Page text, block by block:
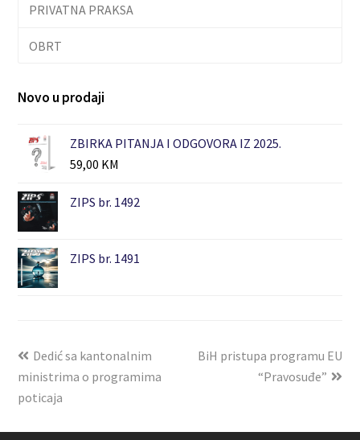
PRIVATNA PRAKSA
OBRT
Novo u prodaji
ZBIRKA PITANJA I ODGOVORA IZ 2025.
59,00 KM
ZIPS br. 1492
ZIPS br. 1491
Dedić sa kantonalnim
ministrima o programima
poticaja
BiH pristupa programu EU
“Pravosuđe”